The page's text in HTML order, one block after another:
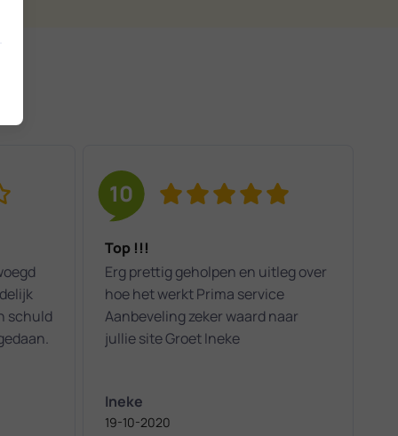
schuld
10
Top !!!
Erg prettig geholpen en uitleg over
hoe het werkt Prima service
Aanbeveling zeker waard naar
jullie site Groet Ineke
Ineke
19-10-2020